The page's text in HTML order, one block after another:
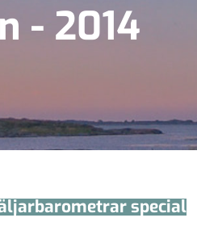
- 2014
special